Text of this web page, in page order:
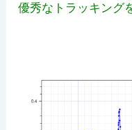
優秀なトラッキング